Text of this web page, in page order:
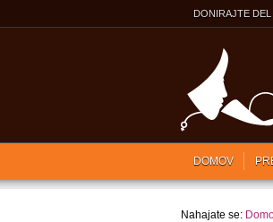
DONIRAJTE
DOMOV
Nahajate se: